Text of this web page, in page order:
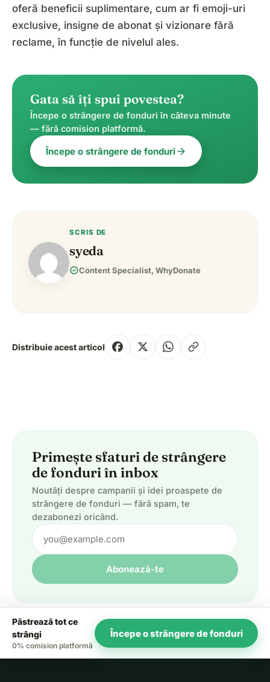
oferă beneficii suplimentare, cum ar fi emoji-uri
exclusive, insigne de abonat și vizionare fără
reclame, în funcție de nivelul ales.
Gata să îți spui povestea?
Începe o strângere de fonduri în câteva minute
— fără comision platformă.
Începe o strângere de fonduriarrow_forward
SCRIS DE
syeda
verifiedContent Specialist, WhyDonate
Distribuie acest articol
Primește sfaturi de strângere
de fonduri în inbox
Noutăți despre campanii și idei proaspete de
strângere de fonduri — fără spam, te
dezabonezi oricând.
Abonează-te
Păstrează tot ce
strângi
0% comision platformă
Începe o strângere de fonduri